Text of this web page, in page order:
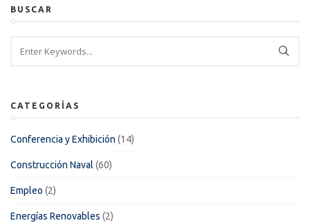
BUSCAR
CATEGORÍAS
Conferencia y Exhibición (14)
Construcción Naval (60)
Empleo (2)
Energías Renovables (2)